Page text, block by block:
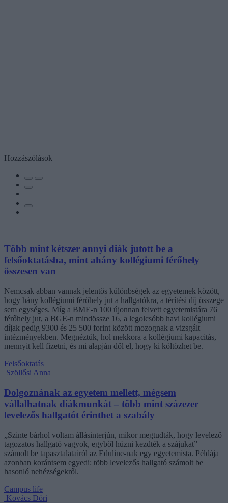
Hozzászólások
Több mint kétszer annyi diák jutott be a
felsőoktatásba, mint ahány kollégiumi férőhely
összesen van
Nemcsak abban vannak jelentős különbségek az egyetemek között,
hogy hány kollégiumi férőhely jut a hallgatókra, a térítési díj összege
sem egységes. Míg a BME-n 100 újonnan felvett egyetemistára 76
férőhely jut, a BGE-n mindössze 16, a legolcsóbb havi kollégiumi
díjak pedig 9300 és 25 500 forint között mozognak a vizsgált
intézményekben. Megnéztük, hol mekkora a kollégiumi kapacitás,
mennyit kell fizetni, és mi alapján dől el, hogy ki költözhet be.
Felsőoktatás
Szöllősi Anna
Dolgoznának az egyetem mellett, mégsem
vállalhatnak diákmunkát – több mint százezer
levelezős hallgatót érinthet a szabály
„Szinte bárhol voltam állásinterjún, mikor megtudták, hogy levelező
tagozatos hallgató vagyok, egyből húzni kezdték a szájukat” –
számolt be tapasztalatairól az Eduline-nak egy egyetemista. Példája
azonban korántsem egyedi: több levelezős hallgató számolt be
hasonló nehézségekről.
Campus life
Kovács Dóri